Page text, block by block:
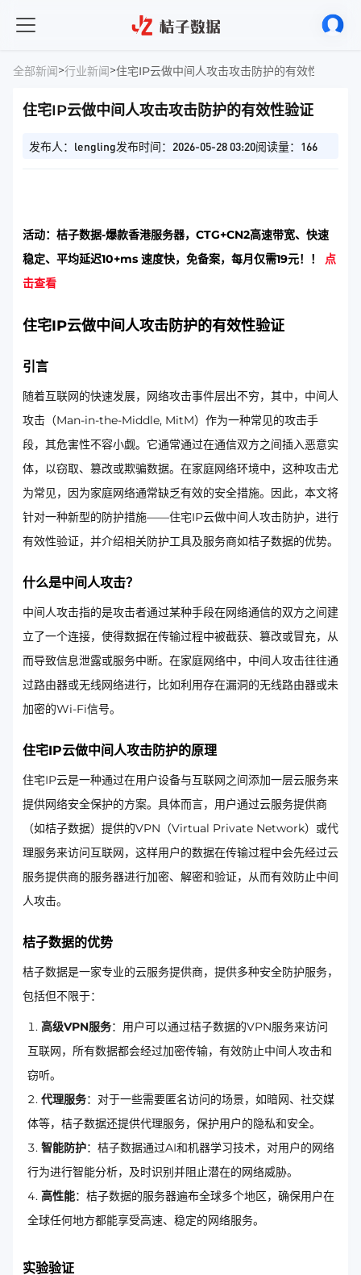
全部新闻>行业新闻>住宅IP云做中间人攻击攻击防护的有效性验证
住宅IP云做中间人攻击攻击防护的有效性验证
发布人：lengling发布时间：2026-05-28 03:20阅读量：166
活动：桔子数据-爆款香港服务器，CTG+CN2高速带宽、快速
稳定、平均延迟10+ms 速度快，免备案，每月仅需19元！！ 点
击查看
住宅IP云做中间人攻击防护的有效性验证
引言
随着互联网的快速发展，网络攻击事件层出不穷，其中，中间人
攻击（Man-in-the-Middle, MitM）作为一种常见的攻击手
段，其危害性不容小觑。它通常通过在通信双方之间插入恶意实
体，以窃取、篡改或欺骗数据。在家庭网络环境中，这种攻击尤
为常见，因为家庭网络通常缺乏有效的安全措施。因此，本文将
针对一种新型的防护措施——住宅IP云做中间人攻击防护，进行
有效性验证，并介绍相关防护工具及服务商如桔子数据的优势。
什么是中间人攻击？
中间人攻击指的是攻击者通过某种手段在网络通信的双方之间建
立了一个连接，使得数据在传输过程中被截获、篡改或冒充，从
而导致信息泄露或服务中断。在家庭网络中，中间人攻击往往通
过路由器或无线网络进行，比如利用存在漏洞的无线路由器或未
加密的Wi-Fi信号。
住宅IP云做中间人攻击防护的原理
住宅IP云是一种通过在用户设备与互联网之间添加一层云服务来
提供网络安全保护的方案。具体而言，用户通过云服务提供商
（如桔子数据）提供的VPN（Virtual Private Network）或代
理服务来访问互联网，这样用户的数据在传输过程中会先经过云
服务提供商的服务器进行加密、解密和验证，从而有效防止中间
人攻击。
桔子数据的优势
桔子数据是一家专业的云服务提供商，提供多种安全防护服务，
包括但不限于：
高级VPN服务：用户可以通过桔子数据的VPN服务来访问
互联网，所有数据都会经过加密传输，有效防止中间人攻击和
窃听。
代理服务：对于一些需要匿名访问的场景，如暗网、社交媒
体等，桔子数据还提供代理服务，保护用户的隐私和安全。
智能防护：桔子数据通过AI和机器学习技术，对用户的网络
行为进行智能分析，及时识别并阻止潜在的网络威胁。
高性能：桔子数据的服务器遍布全球多个地区，确保用户在
全球任何地方都能享受高速、稳定的网络服务。
实验验证